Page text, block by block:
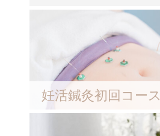
妊活鍼灸初回コース